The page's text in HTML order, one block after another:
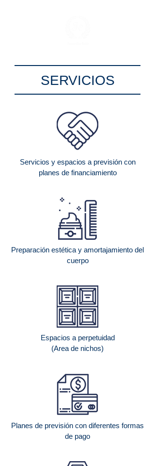
SERVICIOS
Servicios y espacios a previsión con
planes de financiamiento
Preparación estética y amortajamiento del
cuerpo
Espacios a perpetuidad
(Area de nichos)
Planes de previsión con diferentes formas
de pago